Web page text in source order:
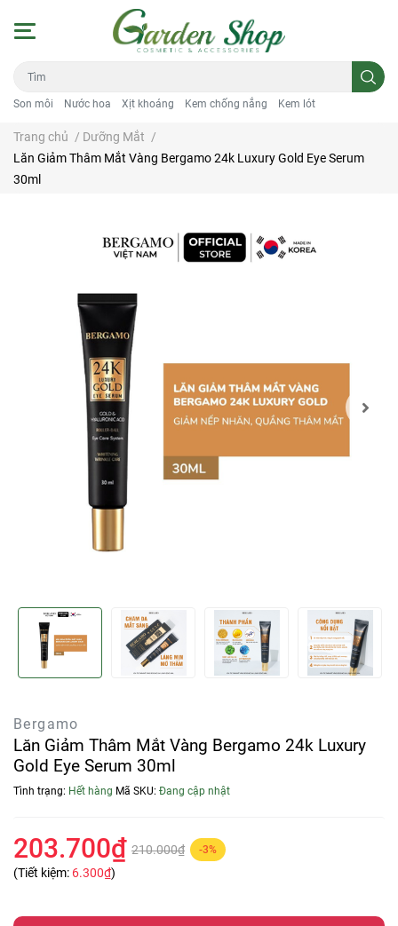
Son môi Nước hoa Xịt khoáng Kem chống nắng Kem lót
Trang chủ / Dưỡng Mắt /
Lăn Giảm Thâm Mắt Vàng Bergamo 24k Luxury Gold Eye Serum
30ml
Bergamo
Lăn Giảm Thâm Mắt Vàng Bergamo 24k Luxury
Gold Eye Serum 30ml
Tình trạng: Hết hàng Mã SKU: Đang cập nhật
203.700₫ 210.000₫ -3%
(Tiết kiệm: 6.300₫)